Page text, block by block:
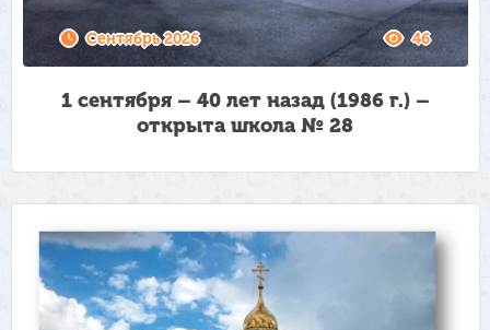
Сентябрь 2026 46
1 сентября – 40 лет назад (1986 г.) –
открыта школа № 28